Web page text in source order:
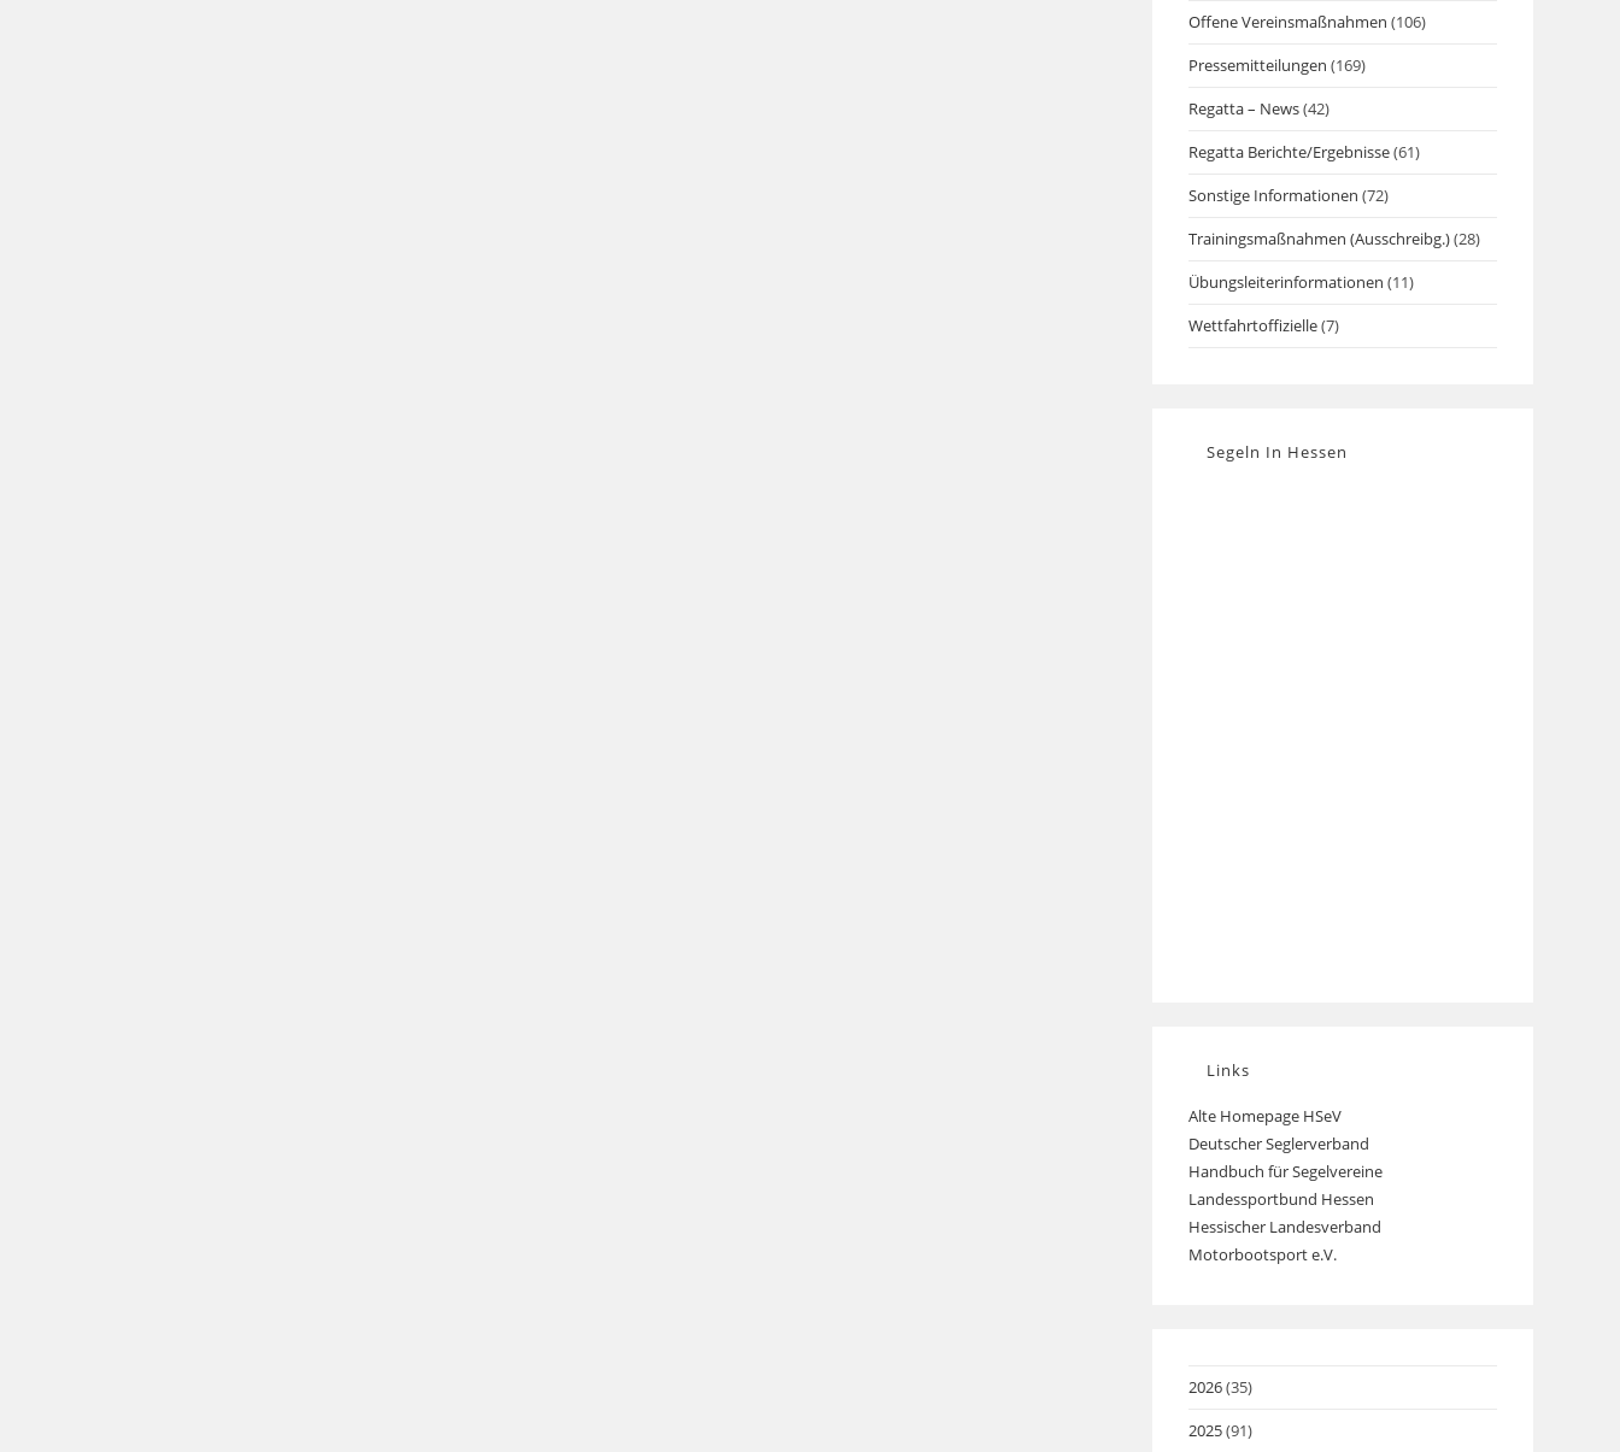
Offene Vereinsmaßnahmen (106)
Pressemitteilungen (169)
Regatta – News(42)
Regatta Berichte/Ergebnisse(61)
Sonstige Informationen (72)
Trainingsmaßnahmen (Ausschreibg.)(28)
Übungsleiterinformationen (11)
Wettfahrtoffizielle(7)
Segeln In Hessen
Links
Alte Homepage HSeVOpens
in
a
new
tab
Deutscher Seglerverband
in
a
new
Handbuch für SegelvereineOpens
Landessportbund Hessen
in
Hessischer Landesverband
Motorbootsport e.V.Opens
2026(35)
2025(91)